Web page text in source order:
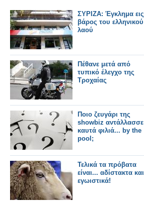
ΣΥΡΙΖΑ: Έγκλημα εις
βάρος του ελληνικού
λαού
Πέθανε μετά από
τυπικό έλεγχο της
Τροχαίας
Ποιο ζευγάρι της
showbiz αντάλλασσε
καυτά φιλιά... by the
pool;
Τελικά τα πρόβατα
είναι... αδίστακτα και
εγωιστικά!